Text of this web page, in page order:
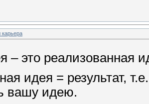
карьера
– это реализованная
идея = результат,
вашу идею.